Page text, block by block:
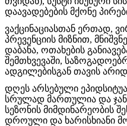
დაავადებების მქონე
ვაქცინაციასთან ერთად,
პრევენციის მიზნით,
დაბანა, ოთახების
შემთხვევაში,
ადგილებისგან თავის
დღეს არსებული
სრულად მართულია და
სეზონის მიმდინარეობის
დროული და ხარისხიანი